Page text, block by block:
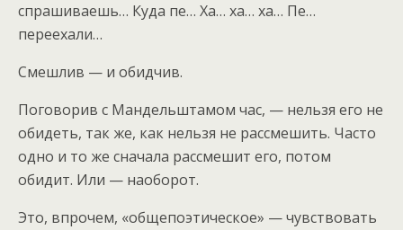
спрашиваешь… Куда пе… Ха… ха… ха… Пе…
переехали…
Смешлив — и обидчив.
Поговорив с Мандельштамом час, — нельзя его не
обидеть, так же, как нельзя не рассмешить. Часто
одно и то же сначала рассмешит его, потом
обидит. Или — наоборот.
Это, впрочем, «общепоэтическое» — чувствовать